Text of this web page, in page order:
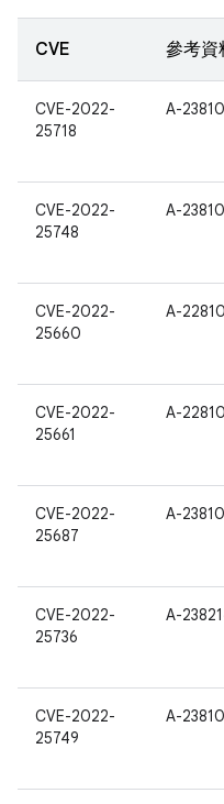
CVE 參考資
CVE-2022-
25718
A-
CVE-2022-
25748
A-
CVE-2022-
25660
A-
CVE-2022-
25661
A-
CVE-2022-
25687
A-
CVE-2022-
25736
A-
CVE-2022-
25749
A-